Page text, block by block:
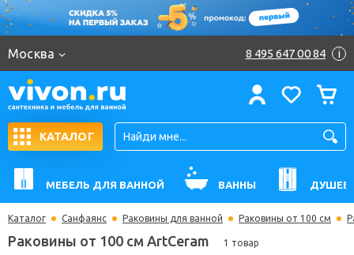
Москва 8 495 647 00 84 i
КАТАЛОГ
МЕБЕЛЬ ДЛЯ ВАННОЙ ВАННЫ
Каталог Санфаянс Раковины для ванной Раковины от 100 см
Раковины от 100 см ArtCeram 1 товар